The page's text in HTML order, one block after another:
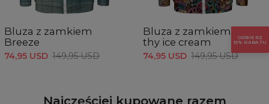
Bluza z zamkiem
Breeze
74,95 USD 149,95 USD
Bluza z zamkiem Love
thy ice cream
74,95 USD 149,95 USD
Najczęściej kupowane razem
ODBIERZ
15% RABATU